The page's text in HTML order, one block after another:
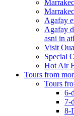
Agafay
Agafay
asni in
Visit
Special
Hot Air
Tours from
Tours
6-
7-
8-